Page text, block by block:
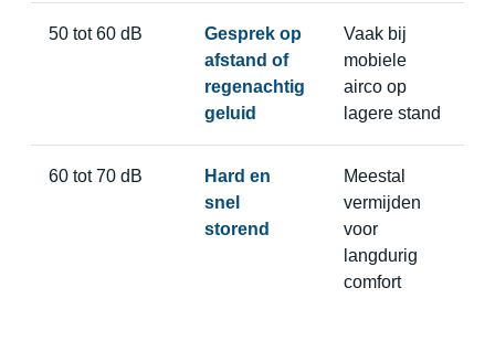
50 tot 60 dB
Gesprek op
afstand of
regenachtig
geluid
Vaak bij
mobiele
airco op
lagere stand
60 tot 70 dB
Hard en
snel
storend
Meestal
vermijden
voor
langdurig
comfort